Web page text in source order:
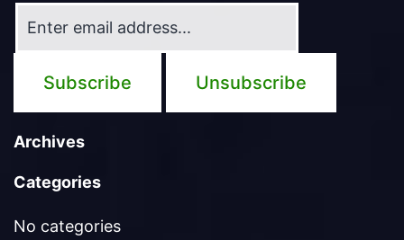
Archives
Categories
No categories